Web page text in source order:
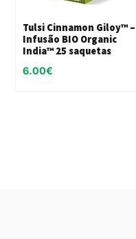
Tulsi Cinnamon Giloy™ –
Infusão BIO Organic
India™ 25 saquetas
6.00€